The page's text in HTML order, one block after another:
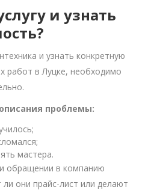
и узнать
и узнать конкретную
работ в Луцке, необходимо
проблемы:
мастера.
обращении в компанию
они прайс-лист или делают